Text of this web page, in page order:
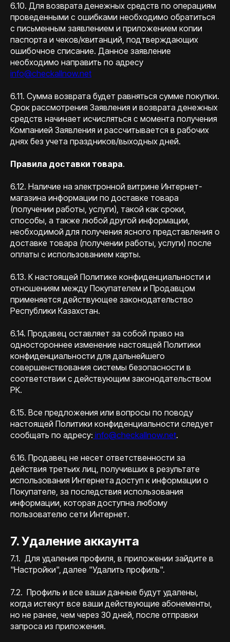
6.10. Для возврата денежных средств по операциям
проведенными с ошибками необходимо обратиться
с письменным заявлением и приложением копии
паспорта и чеков/квитанций, подтверждающих
ошибочное списание. Данное заявление
необходимо направить по адресу
info@checkallnow.net
6.11. Сумма возврата будет равняться сумме покупки.
Срок рассмотрения Заявления и возврата денежных
средств начинает исчисляться с момента получения
Компанией Заявления и рассчитывается в рабочих
днях без учета праздников/выходных дней.
Правила доставки товара.
6.12. Наличие на электронной витрине Интернет-
магазина информации по доставке товара
(получении работы, услуги), такой как сроки,
способы, а также любой другой информации,
необходимой для получения ясного представления о
доставке товара (получении работы, услуги) после
оплаты с использованием карты.
6.13. К настоящей Политике конфиденциальности и
отношениям между Покупателем и Продавцом
применяется действующее законодательство
Республики Казахстан.
6.14. Продавец оставляет за собой право на
одностороннее изменение настоящей Политики
конфиденциальности для дальнейшего
совершенствования системы безопасности в
соответствии с действующим законодательством
РК.
6.15. Все предложения или вопросы по поводу
настоящей Политики конфиденциальности следует
сообщать по адресу: info@checkallnow.net.
6.16. Продавец не несет ответственности за
действия третьих лиц, получивших в результате
использования Интернета доступ к информации о
Покупателе, за последствия использования
информации, которая доступна любому
пользователю сети Интернет.
7. Удаление аккаунта
7.1. Для удаления профиля, в приложении зайдите в
"Настройки", далее "Удалить профиль".
7.2. Профиль и все ваши данные будут удалены,
когда истекут все ваши действующие абонементы,
но не ранее, чем через 30 дней, после отправки
запроса из приложения.